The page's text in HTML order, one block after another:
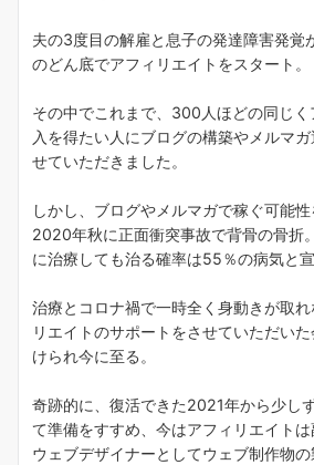
夫の3度目の解雇と息子の発達障害発覚
のどん底でアフィリエイトをスタート。
その中でこれまで、300人ほどの同じく
入を得たい人にブログの構築やメルマ
せていただきました。
しかし、ブログやメルマガで稼ぐ可能性
2020年秋に正面衝突事故で背骨の骨折
に治療しても治る確率は55％の病気と宣
治療とコロナ禍で一時全く身動きが取
リエイトのサポートをさせていただい
けられ今に至る。
奇跡的に、復活できた2021年から少し
て準備をすすめ、今はアフィリエイトは
ウェブデザイナーとしてウェブ制作物の